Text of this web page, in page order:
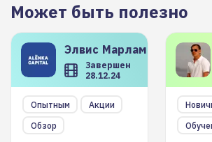
Может быть полезно
Элвис Марламов
Завершен
28.12.24
Опытным
Акции
Обзор